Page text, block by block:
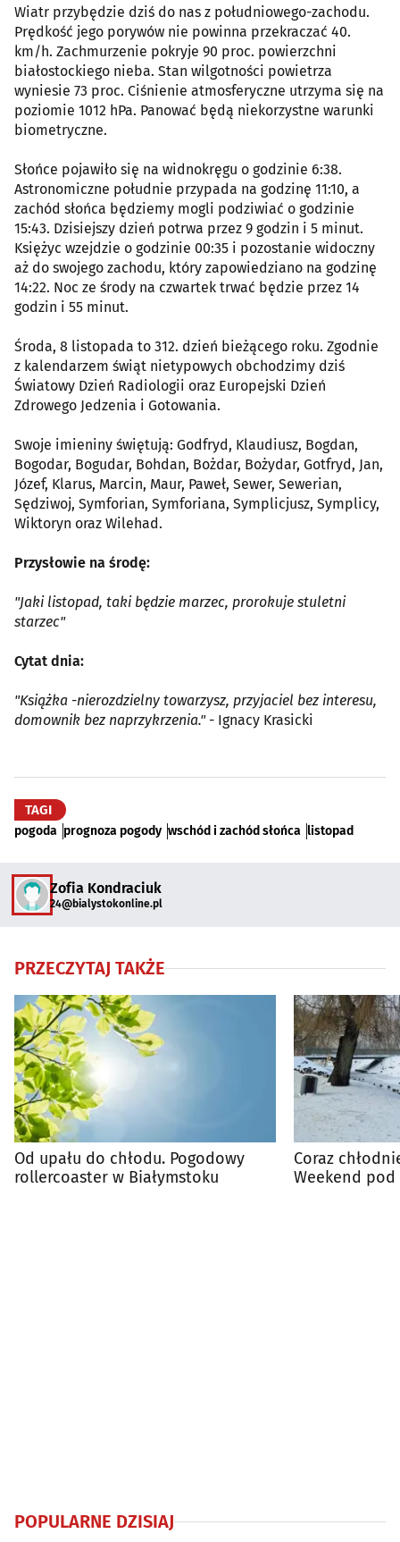
Wiatr przybędzie dziś do nas z południowego-zachodu.
Prędkość jego porywów nie powinna przekraczać 40.
km/h. Zachmurzenie pokryje 90 proc. powierzchni
białostockiego nieba. Stan wilgotności powietrza
wyniesie 73 proc. Ciśnienie atmosferyczne utrzyma się na
poziomie 1012 hPa. Panować będą niekorzystne warunki
biometryczne.
Słońce pojawiło się na widnokręgu o godzinie 6:38.
Astronomiczne południe przypada na godzinę 11:10, a
zachód słońca będziemy mogli podziwiać o godzinie
15:43. Dzisiejszy dzień potrwa przez 9 godzin i 5 minut.
Księżyc wzejdzie o godzinie 00:35 i pozostanie widoczny
aż do swojego zachodu, który zapowiedziano na godzinę
14:22. Noc ze środy na czwartek trwać będzie przez 14
godzin i 55 minut.
Środa, 8 listopada to 312. dzień bieżącego roku. Zgodnie
z kalendarzem świąt nietypowych obchodzimy dziś
Światowy Dzień Radiologii oraz Europejski Dzień
Zdrowego Jedzenia i Gotowania.
Swoje imieniny świętują: Godfryd, Klaudiusz, Bogdan,
Bogodar, Bogudar, Bohdan, Bożdar, Bożydar, Gotfryd, Jan,
Józef, Klarus, Marcin, Maur, Paweł, Sewer, Sewerian,
Sędziwoj, Symforian, Symforiana, Symplicjusz, Symplicy,
Wiktoryn oraz Wilehad.
Przysłowie na środę:
"Jaki listopad, taki będzie marzec, prorokuje stuletni
starzec"
Cytat dnia:
"Książka -nieroz­dziel­ny to­warzysz, przy­jaciel bez in­te­resu,
do­mow­nik bez naprzykrzenia."- Ignacy Krasicki
TAGI
pogoda prognoza pogody wschód i zachód słońca listopad
Zofia Kondraciuk
24@bialystokonline.pl
PRZECZYTAJ TAKŻE
Od upału do chłodu. Pogodowy
rollercoaster w Białymstoku
Coraz
Weekend
POPULARNE DZISIAJ